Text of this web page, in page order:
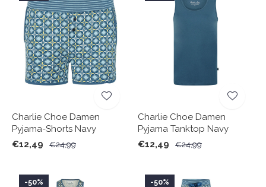
Charlie Choe Damen
Pyjama-Shorts Navy
€12,49
€24,99
Charlie Choe Damen
Pyjama Tanktop Navy
€12,49
€24,99
-50% -50%